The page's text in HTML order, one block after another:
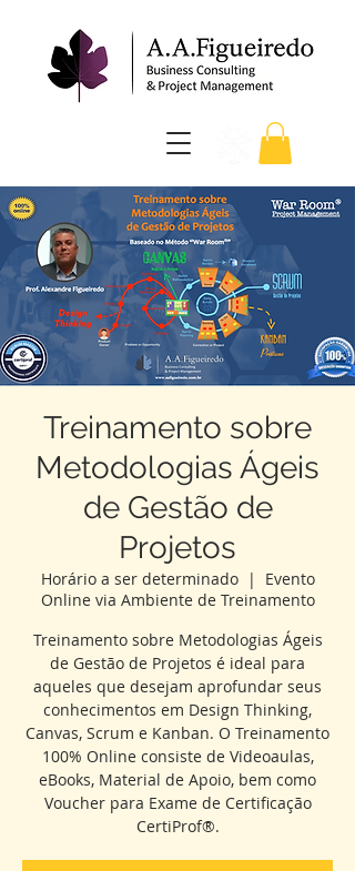
Treinamento sobre
Metodologias Ágeis
de Gestão de
Projetos
Horário a ser determinado
  |
Evento
Online via Ambiente de Treinamento
Treinamento sobre Metodologias Ágeis
de Gestão de Projetos é ideal para
aqueles que desejam aprofundar seus
conhecimentos em Design Thinking,
Canvas, Scrum e Kanban. O Treinamento
100% Online consiste de Videoaulas,
eBooks, Material de Apoio, bem como
Voucher para Exame de Certificação
CertiProf®.